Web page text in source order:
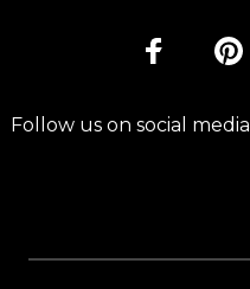
Follow us on social media